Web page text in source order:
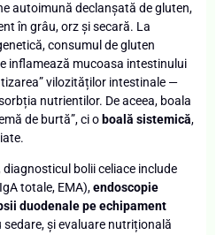
autoimună declanșată de gluten,
în grâu, orz și secară. La
consumul de gluten
inflamează mucoasa intestinului
vilozităților intestinale —
nutrientilor. De aceea, boala
de burtă”, ci o boală sistemică,
diagnosticul bolii celiace include
totale, EMA),endoscopie
duodenale pe echipament
și evaluare nutrițională